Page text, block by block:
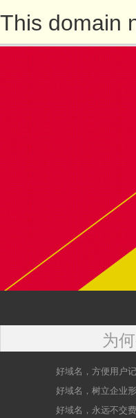
This domain
为
好域名，方便用户
好域名，树立企业
好域名，永远不交